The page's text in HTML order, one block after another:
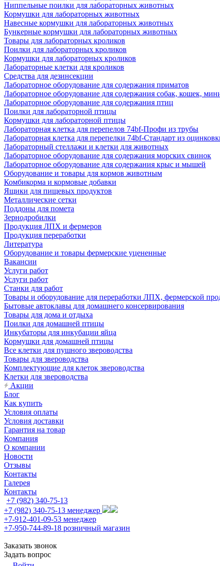
Ниппельные поилки для лабораторных животных
Кормушки для лабораторных животных
Навесные кормушки для лабораторных животных
Бункерные кормушки для лабораторных животных
Товары для лабораторных кроликов
Поилки для лабораторных кроликов
Кормушки для лабораторных кроликов
Лабораторные клетки для кроликов
Средства для дезинсекции
Лабораторное оборудование для содержания приматов
Лабораторное оборудование для содержания собак, кошек,
Лабораторное оборудование для содержания птиц
Поилки для лабораторной птицы
Кормушки для лабораторной птицы
Лабораторная клетка для перепелов 74bf-Профи из трубы
Лабораторная клетка для перепелки 74bf-Стандарт из
Лабораторный стеллажи и клетки для животных
Лабораторное оборудование для содержания морских свинок
Лабораторное оборудование для содержания крыс и мышей
Оборудование и товары для кормов животным
Комбикорма и кормовые добавки
Ящики для пищевых продуктов
Металлические сетки
Поддоны для помета
Зернодробилки
Продукция ЛПХ и фермеров
Продукция переработки
Литература
Оборудование и товары фермерские уцененные
Вакансии
Услуги работ
Услуги работ
Станки для работ
Товары и оборудование для переработки ЛПХ, фермерской
Бытовые автоклавы для домашнего консервирования
Товары для дома и отдыха
Поилки для домашней птицы
Инкубаторы для инкубации яйца
Кормушки для домашней птицы
Все клетки для пушного звероводства
Товары для звероводства
Комплектующие для клеток звероводства
Клетки для звероводства
Акции
Блог
Как купить
Условия оплаты
Условия доставки
Гарантия на товар
Компания
О компании
Новости
Отзывы
Контакты
Галерея
Контакты
+7 (982) 340-75-13
+7 (982) 340-75-13 менеджер
+7-912-401-09-53 менеджер
+7-950-744-89-18 розничный магазин
Заказать звонок
Задать вопрос